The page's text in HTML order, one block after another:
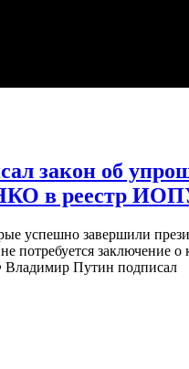
закон об
в реестр
успешно завершили
потребуется заключение о
Владимир Путин подписал